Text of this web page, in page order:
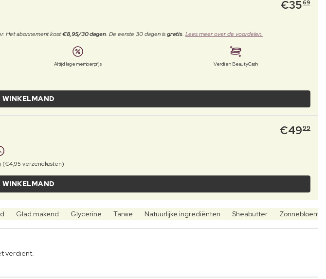
€3569
Het abonnement kost€8,95/30 dagen. De eerste 30 dagen isgratis. Lees meer over de voordelen.
Altijd lage memberprijs Verdien BeautyCash
WINKELMAND
€4999
(€4,95 verzendkosten)
WINKELMAND
Glad makend Glycerine Tarwe Natuurlijke ingrediënten Sheabutter
verdient.